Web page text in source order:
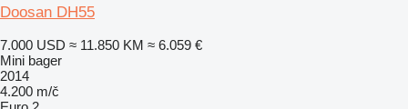
Doosan DH55
7.000 USD ≈ 11.850 KM ≈ 6.059 €
Mini bager
2014
4.200 m/č